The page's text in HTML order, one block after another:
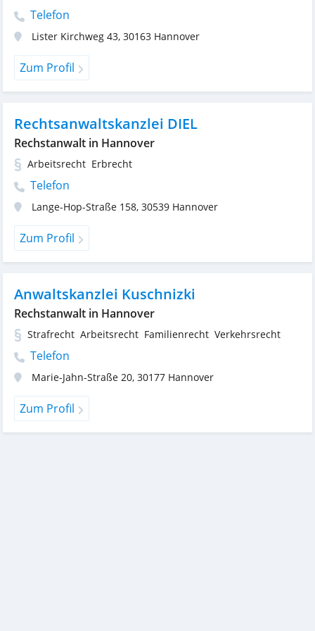
Telefon
Lister Kirchweg 43, 30163 Hannover
Zum Profil
Rechts­anwalts­kanzlei DIEL
Rechstanwalt in Hannover
Arbeitsrecht Erbrecht
Telefon
Lange-Hop-Straße 158, 30539 Hannover
Zum Profil
Anwaltskanzlei Kuschnizki
Rechstanwalt in Hannover
Strafrecht Arbeitsrecht Familienrecht Verkehrsrecht
Telefon
Marie-Jahn-Straße 20, 30177 Hannover
Zum Profil